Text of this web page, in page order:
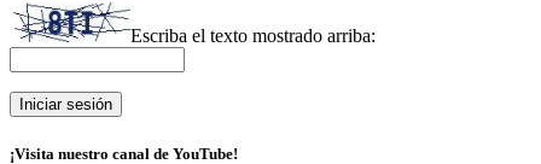
Escriba el texto mostrado arriba:
¡Visita nuestro canal de YouTube!